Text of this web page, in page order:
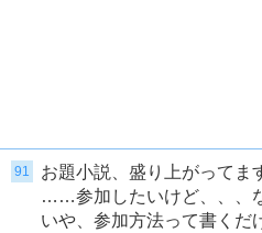
91
お題小説、盛り上がってま
……参加したいけど、、、
いや、参加方法って書くだ